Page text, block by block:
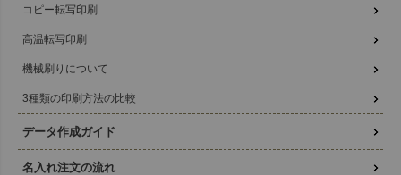
コピー転写印刷
高温転写印刷
機械刷りについて
3種類の印刷方法の比較
データ作成ガイド
名入れ注文の流れ